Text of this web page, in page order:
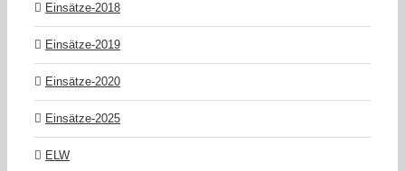
Einsätze-2018
Einsätze-2019
Einsätze-2020
Einsätze-2025
ELW